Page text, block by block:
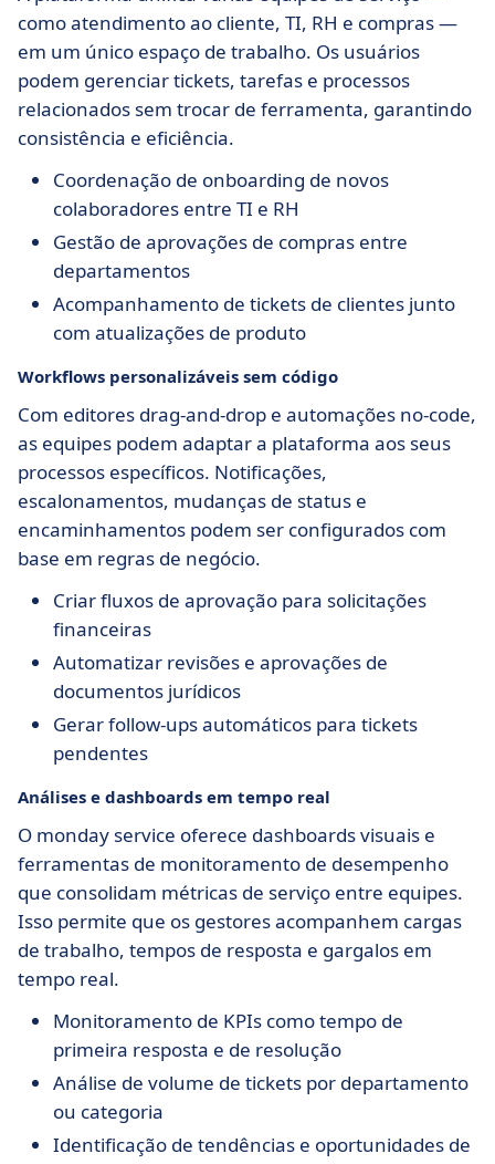
como atendimento ao cliente, TI, RH e compras —
em um único espaço de trabalho. Os usuários
podem gerenciar tickets, tarefas e processos
relacionados sem trocar de ferramenta, garantindo
consistência e eficiência.
Coordenação de onboarding de novos
colaboradores entre TI e RH
Gestão de aprovações de compras entre
departamentos
Acompanhamento de tickets de clientes junto
com atualizações de produto
Workflows personalizáveis sem código
Com editores drag-and-drop e automações no-code,
as equipes podem adaptar a plataforma aos seus
processos específicos. Notificações,
escalonamentos, mudanças de status e
encaminhamentos podem ser configurados com
base em regras de negócio.
Criar fluxos de aprovação para solicitações
financeiras
Automatizar revisões e aprovações de
documentos jurídicos
Gerar follow-ups automáticos para tickets
pendentes
Análises e dashboards em tempo real
O monday service oferece dashboards visuais e
ferramentas de monitoramento de desempenho
que consolidam métricas de serviço entre equipes.
Isso permite que os gestores acompanhem cargas
de trabalho, tempos de resposta e gargalos em
tempo real.
Monitoramento de KPIs como tempo de
primeira resposta e de resolução
Análise de volume de tickets por departamento
ou categoria
Identificação de tendências e oportunidades de